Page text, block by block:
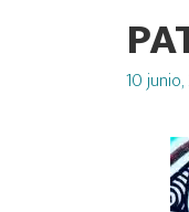
Posted
10